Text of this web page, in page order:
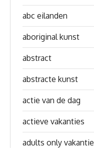
abc eilanden
aboriginal kunst
abstract
abstracte kunst
actie van de dag
actieve vakanties
adults only vakantie